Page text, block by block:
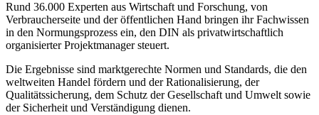
Rund 36.000 Experten aus Wirtschaft und Forschung, von
Verbraucherseite und der öffentlichen Hand bringen ihr Fachwissen
in den Normungsprozess ein, den DIN als privatwirtschaftlich
organisierter Projektmanager steuert.
Die Ergebnisse sind marktgerechte Normen und Standards, die den
weltweiten Handel fördern und der Rationalisierung, der
Qualitätssicherung, dem Schutz der Gesellschaft und Umwelt sowie
der Sicherheit und Verständigung dienen.